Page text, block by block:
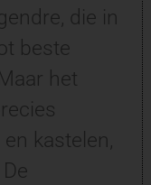
die in
beste
het
kastelen,